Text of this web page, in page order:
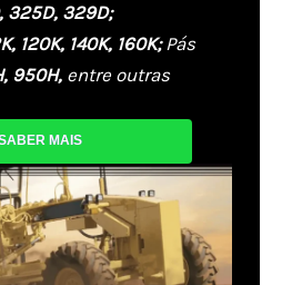
325D, 329D;
120K, 140K, 160K;Pás
950H,entre outras
MAIS